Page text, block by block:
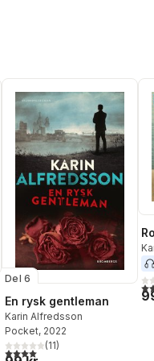
Del 6
En rysk gentleman
Karin Alfredsson
Pocket, 2022
4,0utav 5 stjärnor. Totalt antal
(11)
4,2